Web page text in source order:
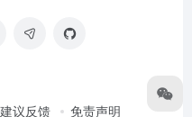
建议反馈 免责声明